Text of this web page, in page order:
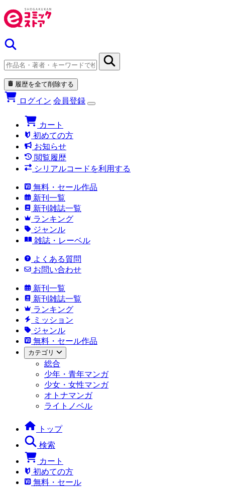
履歴を全て削除する
ログイン 会員登録
カート
初めての方
お知らせ
閲覧履歴
シリアルコードを利用する
無料・セール作品
新刊一覧
新刊雑誌一覧
ランキング
ジャンル
雑誌・レーベル
よくある質問
お問い合わせ
新刊一覧
新刊雑誌一覧
ランキング
ミッション
ジャンル
無料・セール作品
カテゴリ
総合
少年・青年マンガ
少女・女性マンガ
オトナマンガ
ライトノベル
トップ
検索
カート
初めての方
無料・セール